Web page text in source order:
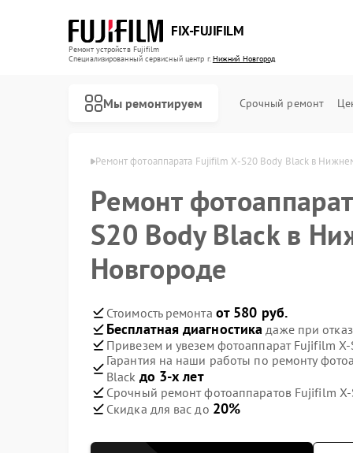
FIX-FUJIFILM
Ремонт устройств Fujifilm
Специализированный cервисный центр г.Нижний Новгород
Мы ремонтируем Срочный ремонт
Ремонт фотоаппарата Fujifilm X-S20 Body Black в
Ремонт
S20 Body Black в
Новгороде
Стоимость ремонта от 580 руб.
Бесплатная диагностика даже при
Привезем и увезем фотоаппарат Fujifilm
Гарантия на наши работы по ремонту
Black до 3-х лет
Срочный ремонт фотоаппаратов Fujifilm X-
Скидка для вас до 20%